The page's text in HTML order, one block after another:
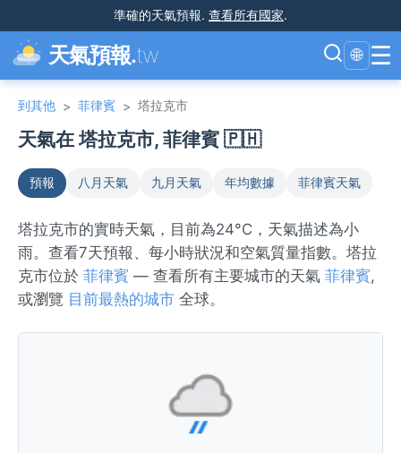
準確的天氣預報. 查看所有國家.
天氣預報.tw 🌐 ☰
到其他 > 菲律賓 > 塔拉克市
天氣在 塔拉克市, 菲律賓 🇵🇭
預報 八月天氣 九月天氣 年均數據 菲律賓天氣
塔拉克市的實時天氣，目前為24°C，天氣描述為小
雨。查看7天預報、每小時狀況和空氣質量指數。塔拉
克市位於 菲律賓 — 查看所有主要城市的天氣 菲律賓,
或瀏覽 目前最熱的城市 全球。